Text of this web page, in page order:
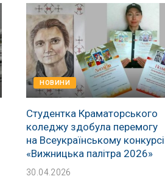
НОВИНИ
Студентка Краматорського
коледжу здобула перемогу
на Всеукраїнському конкурсі
«Вижницька палітра 2026»
30.04.2026